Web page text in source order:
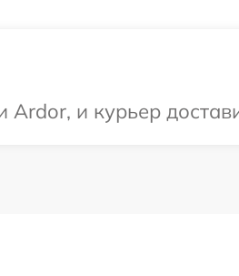
и курьер